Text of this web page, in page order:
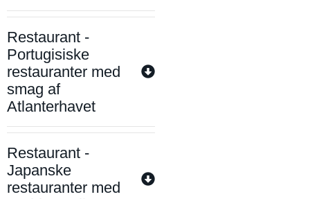
Restaurant -
Portugisiske
restauranter med
smag af
Atlanterhavet
Restaurant -
Japanske
restauranter med